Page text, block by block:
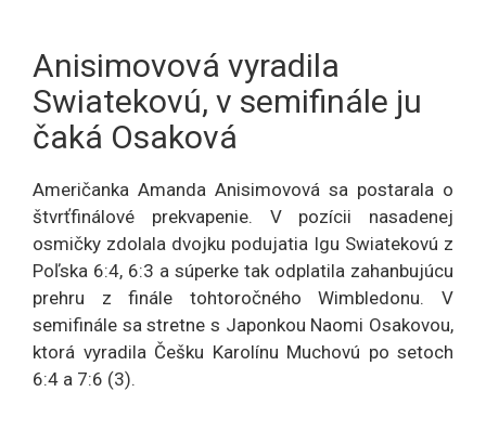
Anisimovová vyradila
Swiatekovú, v semifinále ju
čaká Osaková
Američanka Amanda Anisimovová sa postarala o
štvrťfinálové prekvapenie. V pozícii nasadenej
osmičky zdolala dvojku podujatia Igu Swiatekovú z
Poľska 6:4, 6:3 a súperke tak odplatila zahanbujúcu
prehru z finále tohtoročného Wimbledonu. V
semifinále sa stretne s Japonkou Naomi Osakovou,
ktorá vyradila Češku Karolínu Muchovú po setoch
6:4 a 7:6 (3).